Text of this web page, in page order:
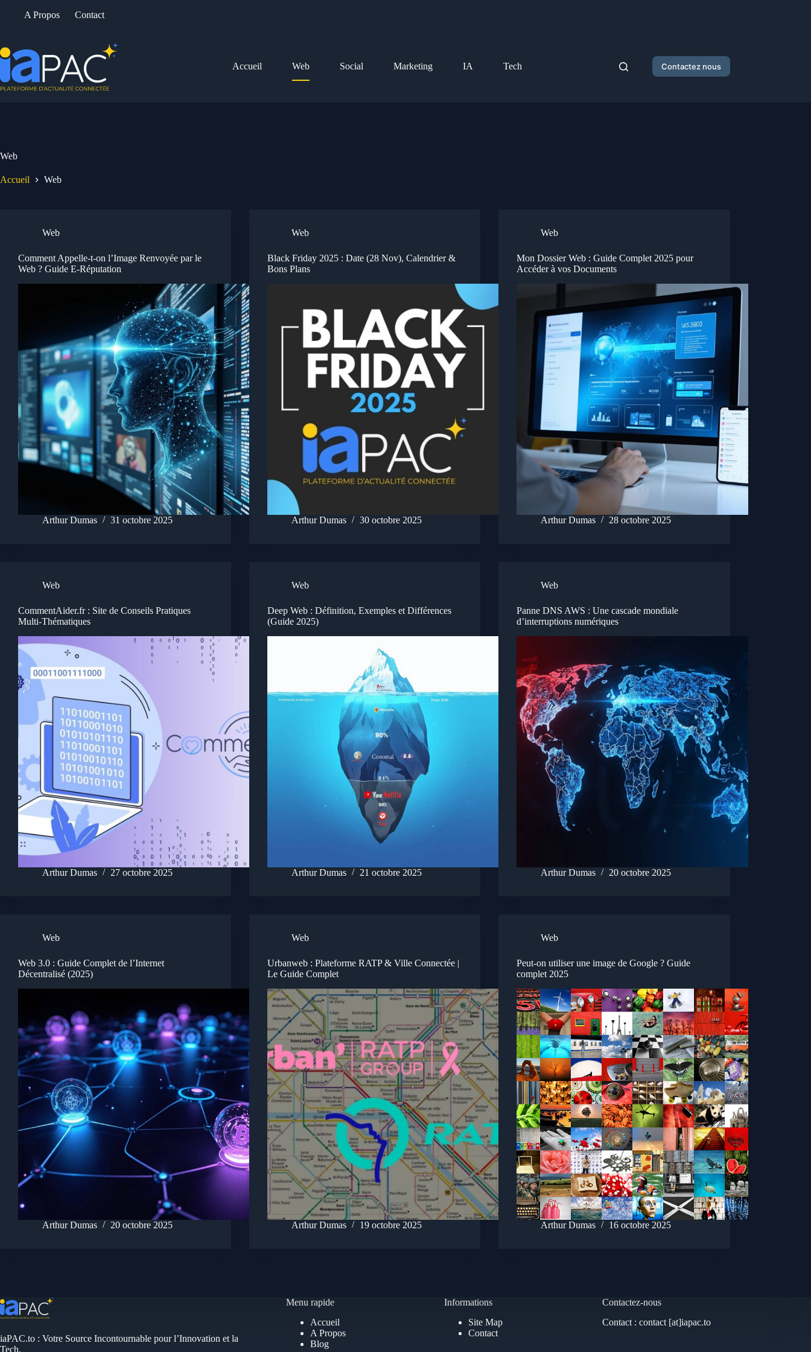
A Propos Contact
Accueil Web Social Marketing IA Tech Contactez nous
Web
Accueil Web
Web
Comment Appelle-t-on l’Image Renvoyée par le
Web ? Guide E-Réputation
Arthur Dumas 31 octobre 2025
Web
Black Friday 2025 : Date (28 Nov), Calendrier &
Bons Plans
Arthur Dumas 30 octobre 2025
Web
Mon Dossier Web : Guide Complet 2025 pour
Accéder à vos Documents
Arthur Dumas 28 octobre 2025
Web
CommentAider.fr : Site de Conseils Pratiques
Multi-Thématiques
Arthur Dumas 27 octobre 2025
Web
Deep Web : Définition, Exemples et Différences
(Guide 2025)
Arthur Dumas 21 octobre 2025
Web
Panne DNS AWS : Une cascade mondiale
d’interruptions numériques
Arthur Dumas 20 octobre 2025
Web
Web 3.0 : Guide Complet de l’Internet
Décentralisé (2025)
Arthur Dumas 20 octobre 2025
Web
Urbanweb : Plateforme RATP & Ville Connectée |
Le Guide Complet
Arthur Dumas 19 octobre 2025
Web
Peut-on utiliser une image de Google ? Guide
complet 2025
Arthur Dumas 16 octobre 2025
iaPAC.to : Votre Source Incontournable pour l’Innovation et la
Tech.
Menu rapide
Accueil
A Propos
Blog
Informations
Site Map
Contact
Contactez-nous
Contact : contact [at]iapac.to